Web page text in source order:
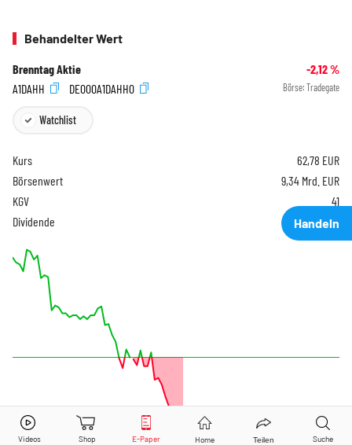
Behandelter Wert
Brenntag Aktie -2,12%
A1DAHH
DE000A1DAHH0 Börse: Tradegate
Watchlist
Handeln
Brenntag Aktie jetzt handeln?
Kurs 62,78 EUR
Börsenwert
9,34 Mrd. EUR
KGV
41
Dividende
3,25 %